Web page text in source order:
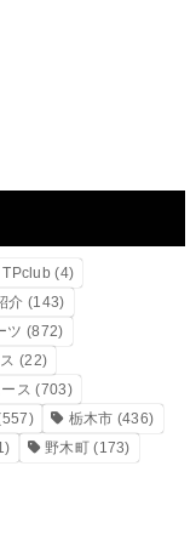
TPclub (4)
介 (143)
ツ (872)
(22)
ス (703)
栃木市 (436)
野木町(173)